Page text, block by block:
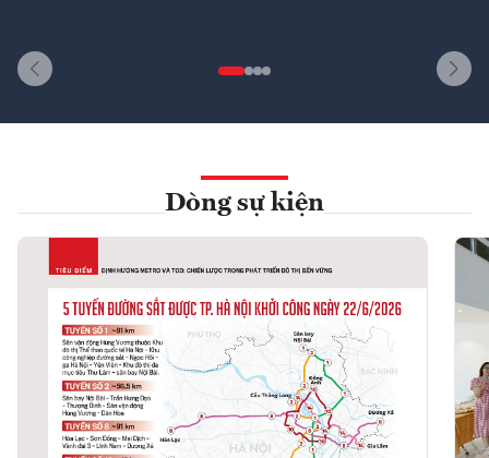
Dòng sự kiện